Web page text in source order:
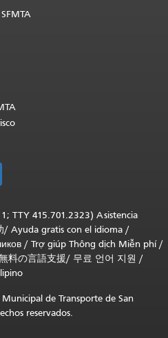
TTY 415.701.2323) Asistencia
/ Ayuda gratis con el idioma /
/ Trợ giúp Thông dịch Miễn phí/
料の言語支援/ 무료 언어 지원 /
de Transporte de San
reservados.